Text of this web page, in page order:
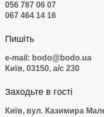
056 787 06 07
067 464 14 16
Пишіть
e-mail: bodo@bodo.ua
Київ, 03150, а/с 230
Заходьте в гості
Київ, вул. Казимира